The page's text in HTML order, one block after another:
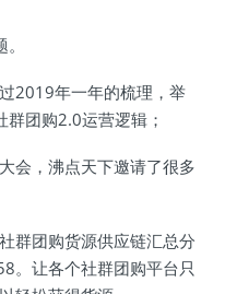
2019年一年的梳理，举
团购2.0运营逻辑；
会，沸点天下邀请了很多
群团购货源供应链汇总分
让各个社群团购平台只